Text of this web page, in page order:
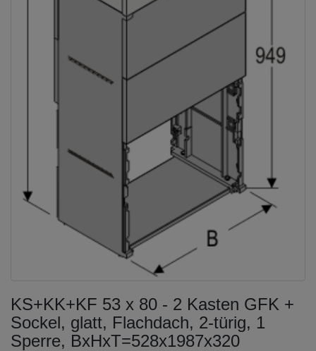
KS+KK+KF 53 x 80 - 2 Kasten GFK +
Sockel, glatt, Flachdach, 2-türig, 1
Sperre, BxHxT=528x1987x320